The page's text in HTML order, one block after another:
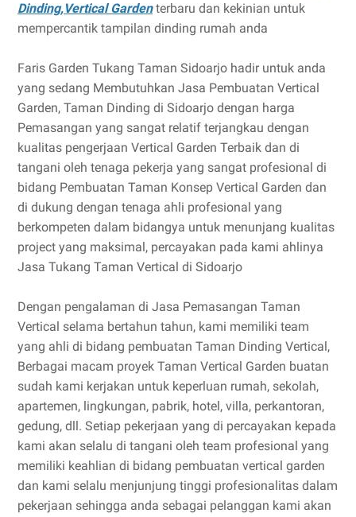
Dinding,Vertical Gardenterbaru dan kekinian untuk
mempercantik tampilan dinding rumah anda
Faris Garden Tukang Taman Sidoarjo hadir untuk anda
yang sedang Membutuhkan Jasa Pembuatan Vertical
Garden, Taman Dinding di Sidoarjo dengan harga
Pemasangan yang sangat relatif terjangkau dengan
kualitas pengerjaan Vertical Garden Terbaik dan di
tangani oleh tenaga pekerja yang sangat profesional di
bidang Pembuatan Taman Konsep Vertical Garden dan
di dukung dengan tenaga ahli profesional yang
berkompeten dalam bidangya untuk menunjang kualitas
project yang maksimal, percayakan pada kami ahlinya
Jasa Tukang Taman Vertical di Sidoarjo
Dengan pengalaman di Jasa Pemasangan Taman
Vertical selama bertahun tahun, kami memiliki team
yang ahli di bidang pembuatan Taman Dinding Vertical,
Berbagai macam proyek Taman Vertical Garden buatan
sudah kami kerjakan untuk keperluan rumah, sekolah,
apartemen, lingkungan, pabrik, hotel, villa, perkantoran,
gedung, dll. Setiap pekerjaan yang di percayakan kepada
kami akan selalu di tangani oleh team profesional yang
memiliki keahlian di bidang pembuatan vertical garden
dan kami selalu menjunjung tinggi profesionalitas dalam
pekerjaan sehingga anda sebagai pelanggan kami akan